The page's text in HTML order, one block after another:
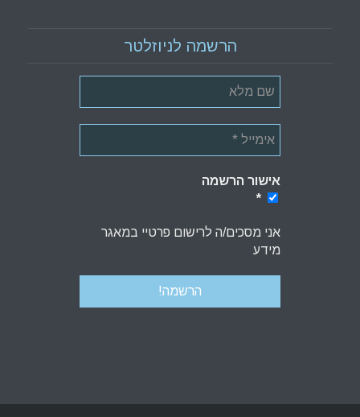
הרשמה לניוזלטר
אישור הרשמה
*
אני מסכים/ה לרישום פרטיי במאגר
מידע